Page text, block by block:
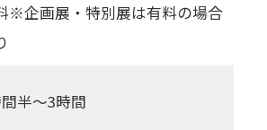
※企画展・特別展は有料の場合
半〜3時間